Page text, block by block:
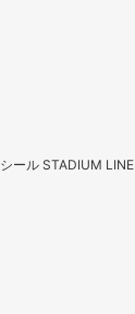
ール STADIUM LINE